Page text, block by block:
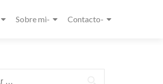
Sobre mi- Contacto-